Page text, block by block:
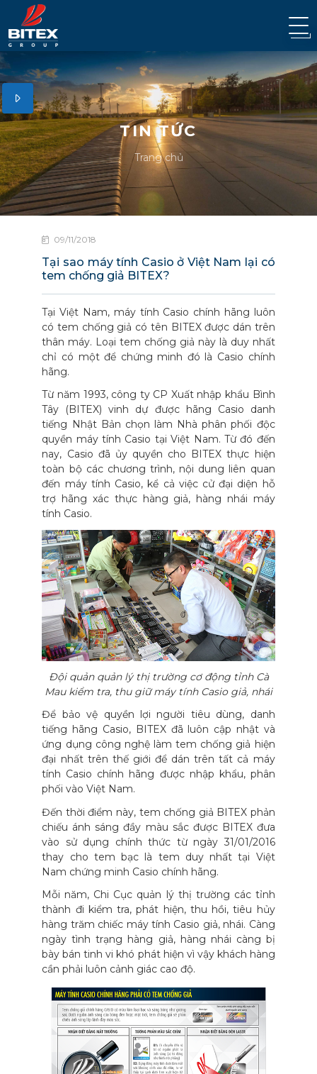
TIN TỨC
Trang chủ
09/11/2018
Tại sao máy tính Casio ở Việt Nam lại có
tem chống giả BITEX?
Tại Việt Nam, máy tính Casio chính hãng luôn
có tem chống giả có tên BITEX được dán trên
thân máy. Loại tem chống giả này là duy nhất
chỉ có một để chứng minh đó là Casio chính
hãng.
Từ năm 1993, công ty CP Xuất nhập khẩu Bình
Tây (BITEX) vinh dự được hãng Casio danh
tiếng Nhật Bản chọn làm Nhà phân phối độc
quyền máy tính Casio tại Việt Nam. Từ đó đến
nay, Casio đã ủy quyền cho BITEX thực hiện
toàn bộ các chương trình, nội dung liên quan
đến máy tính Casio, kể cả việc cử đại diện hỗ
trợ hãng xác thực hàng giả, hàng nhái máy
tính Casio.
Đội quản quản lý thị trường cơ động tỉnh Cà
Mau kiểm tra, thu giữ máy tính Casio giả, nhái
Để bảo vệ quyền lợi người tiêu dùng, danh
tiếng hãng Casio, BITEX đã luôn cập nhật và
ứng dụng công nghệ làm tem chống giả hiện
đại nhất trên thế giới để dán trên tất cả máy
tính Casio chính hãng được nhập khẩu, phân
phối vào Việt Nam.
Đến thời điểm này, tem chống giả BITEX phản
chiếu ánh sáng đầy màu sắc được BITEX đưa
vào sử dụng chính thức từ ngày 31/01/2016
thay cho tem bạc là tem duy nhất tại Việt
Nam chứng minh Casio chính hãng.
Mỗi năm, Chi Cục quản lý thị trường các tỉnh
thành đi kiểm tra, phát hiện, thu hồi, tiêu hủy
hàng trăm chiếc máy tính Casio giả, nhái. Càng
ngày tình trạng hàng giả, hàng nhái càng bị
bày bán tinh vi khó phát hiện vì vậy khách hàng
cần phải luôn cảnh giác cao độ.